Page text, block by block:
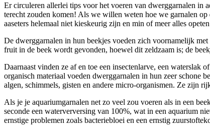
Er circuleren allerlei tips voor het voeren van dwerggarnalen in
terecht zouden komen! Als we willen weten hoe we garnalen
aaseters helemaal niet kieskeurig zijn en min of meer alles
De dwerggarnalen in hun beekjes voeden zich voornamelijk
fruit in de beek wordt gevonden, hoewel dit zeldzaam is; de
Daarnaast vinden ze af en toe een insectenlarve, een waterslak
organisch materiaal voeden dwerggarnalen in hun zeer
algen, schimmels, gisten en andere micro-organismen. Ze zijn
Als je je aquariumgarnalen net zo veel zou voeren als in een
seconde een waterverversing van 100%, wat in een aquarium
ernstige problemen zoals bacteriebloei en een ernstig